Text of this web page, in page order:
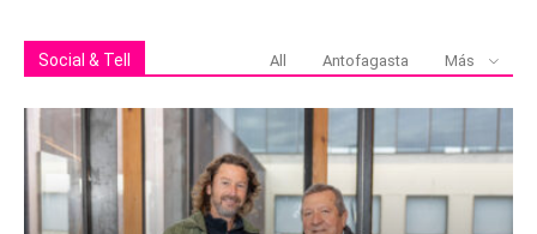
Social & Tell All Antofagasta Más